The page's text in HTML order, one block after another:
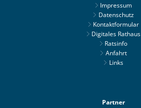
Impressum
Datenschutz
Kontaktformular
Digitales Rathaus
Ratsinfo
Anfahrt
Links
Partner